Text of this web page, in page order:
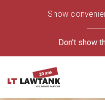
Show
Don't show